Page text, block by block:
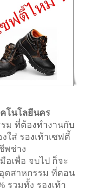
โนโลยีนคร
ม ที่ต้องทำงานกับ
ใส่ รองเท้าเซฟตี้
พช่าง
อเพื่อ จบไป ก็จะ
ตสาหกรรม ที่ตอน
รวมทั้ง รองเท้า